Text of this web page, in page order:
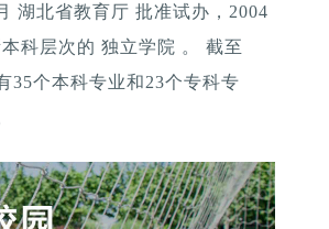
湖北省教育厅 批准试办，2004
科层次的 独立学院 。 截至
35个本科专业和23个专科专